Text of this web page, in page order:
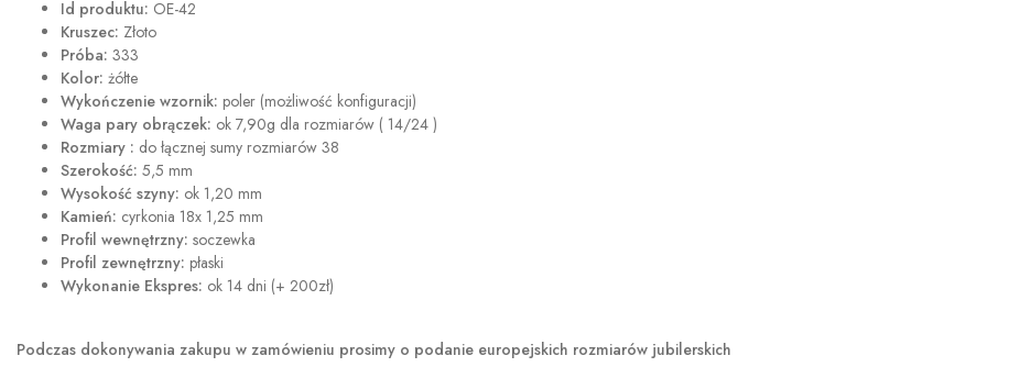
Id produktu: OE-42
Kruszec: Złoto
Próba: 333
Kolor: żółte
Wykończenie wzornik: poler (możliwość konfiguracji)
Waga pary obrączek: ok 7,90g dla rozmiarów ( 14/24 )
Rozmiary : do łącznej sumy rozmiarów 38
Szerokość: 5,5 mm
Wysokość szyny: ok 1,20 mm
Kamień: cyrkonia 18x 1,25 mm
Profil wewnętrzny: soczewka
Profil zewnętrzny: płaski
Wykonanie Ekspres: ok 14 dni (+ 200zł)
Podczas dokonywania zakupu w zamówieniu prosimy o podanie europejskich rozmiarów jubilerskich